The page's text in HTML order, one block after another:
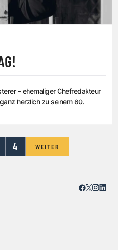
– ehemaliger Chefredakteur
herzlich zu seinem 80.
4 WEITER